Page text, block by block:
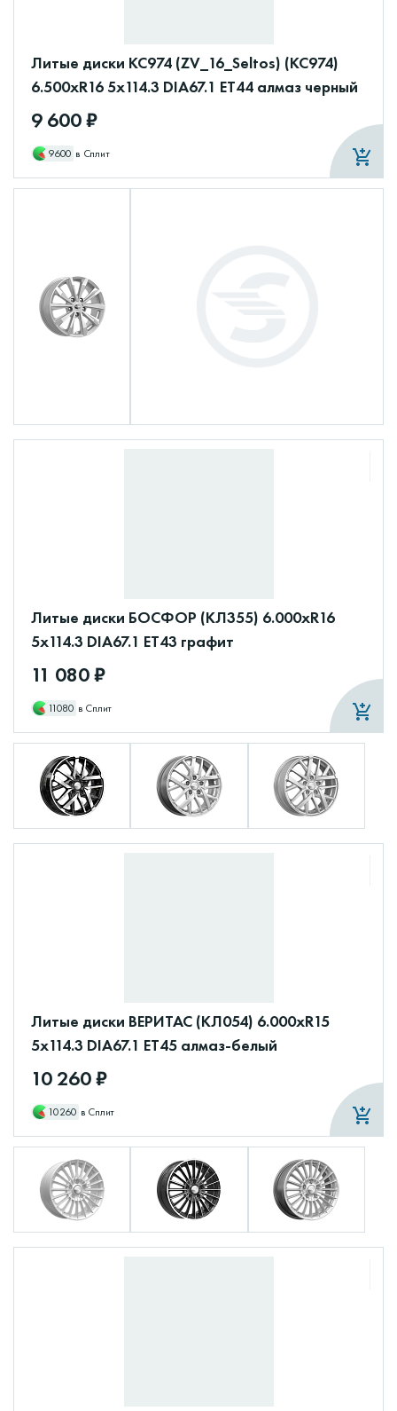
Литые диски КС974 (ZV_16_Seltos) (КС974)
6.500xR16 5x114.3 DIA67.1 ET44 алмаз черный
9 600 ₽
9600 в Сплит
Литые диски БОСФОР (КЛ355) 6.000xR16
5x114.3 DIA67.1 ET43 графит
11 080 ₽
11080 в Сплит
Литые диски ВЕРИТАС (КЛ054) 6.000xR15
5x114.3 DIA67.1 ET45 алмаз-белый
10 260 ₽
10260 в Сплит